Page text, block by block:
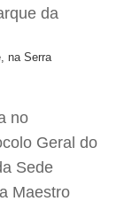
na Serra
no
Geral do
Sede
Maestro